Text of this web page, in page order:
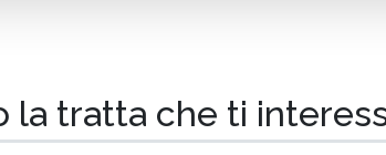
la tratta che ti